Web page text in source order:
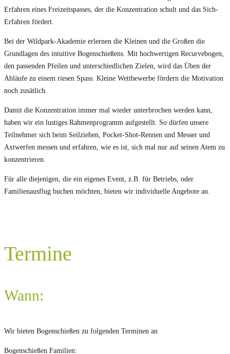
Erfahren eines Freizeitspasses, der die Konzentration schult und das Sich-
Erfahren fördert.
Bei der Wildpark-Akademie erlernen die Kleinen und die Großen die
Grundlagen des intuitive Bogenschießens. Mit hochwertigen Recurvebogen,
den passenden Pfeilen und unterschiedlichen Zielen, wird das Üben der
Abläufe zu einem riesen Spass. Kleine Wettbewerbe fördern die Motivation
noch zusätlich.
Damit die Konzentration immer mal wieder unterbrochen werden kann,
haben wir ein lustiges Rahmenprogramm aufgestellt. So dürfen unsere
Teilnehmer sich beim Seilziehen, Pocket-Shot-Rennen und Messer und
Axtwerfen messen und erfahren, wie es ist, sich mal nur auf seinen Atem zu
konzentrieren.
Für alle diejenigen, die ein eigenes Event, z.B. für Betriebs, oder
Familienausflug buchen möchten, bieten wir individuelle Angebote an.
Termine
Wann:
Wir bieten Bogenschießen zu folgenden Terminen an
Bogenschießen Familien: